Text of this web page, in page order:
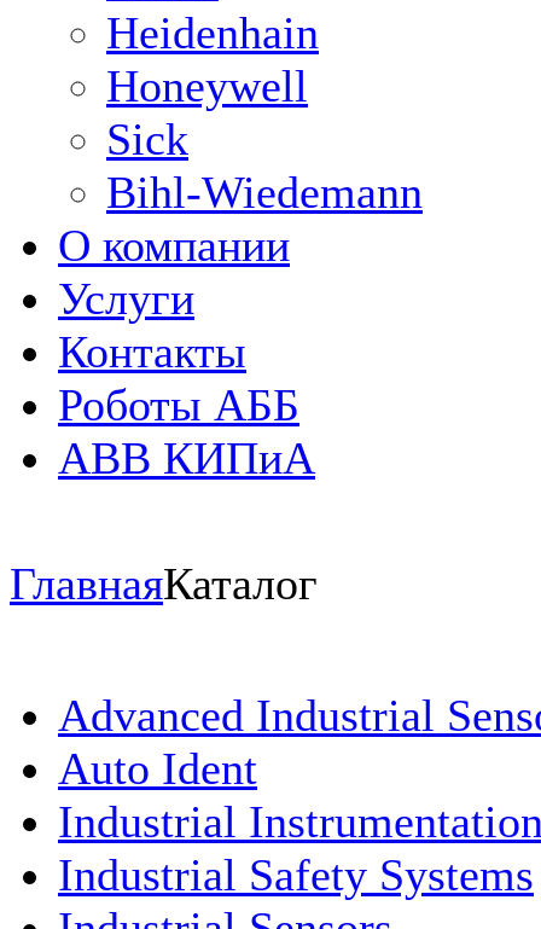
Heidenhain
Honeywell
Sick
Bihl-Wiedemann
О компании
Услуги
Контакты
Роботы АББ
ABB КИПиА
ГлавнаяКаталог
Advanced Industrial
Auto Ident
Industrial
Industrial Safety Systems